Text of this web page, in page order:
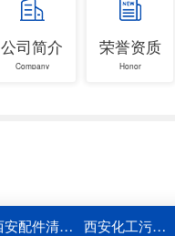
公司简介
Company
荣誉资质
Honor
西安配件清洗机 西安化工污水、实验室污水处理设备